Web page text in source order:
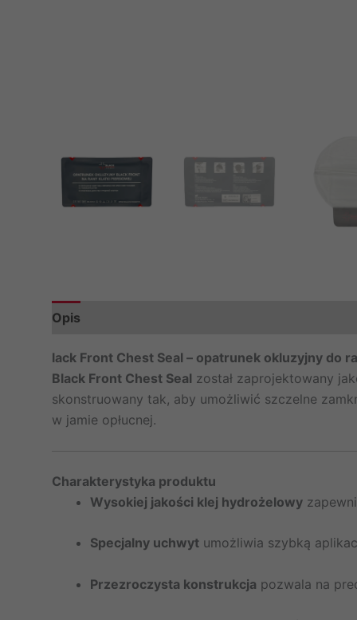
Opis
lack Front Chest Seal – opatrunek okluzyjny do
Black Front Chest Seal został zaprojektowany
skonstruowany tak, aby umożliwić szczelne
w jamie opłucnej.
Charakterystyka produktu
Wysokiej jakości klej hydrożelowy
Specjalny uchwytumożliwia szybką
Przezroczysta konstrukcja pozwala na